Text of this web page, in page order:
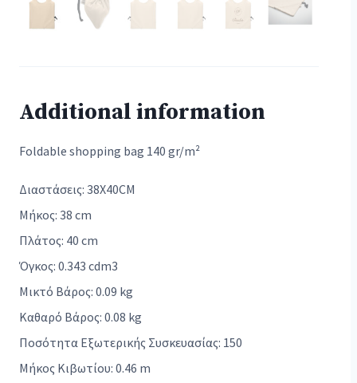
Additional information
Foldable shopping bag 140 gr/m²
Διαστάσεις: 38X40CM
Μήκος: 38 cm
Πλάτος: 40 cm
Όγκος: 0.343 cdm3
Μικτό Βάρος: 0.09 kg
Καθαρό Βάρος: 0.08 kg
Ποσότητα Εξωτερικής Συσκευασίας: 150
Μήκος Κιβωτίου: 0.46 m